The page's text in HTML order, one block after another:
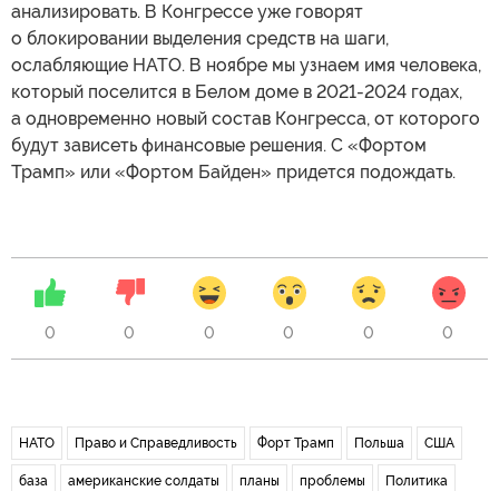
анализировать. В Конгрессе уже говорят
о блокировании выделения средств на шаги,
ослабляющие НАТО. В ноябре мы узнаем имя человека,
который поселится в Белом доме в 2021-2024 годах,
а одновременно новый состав Конгресса, от которого
будут зависеть финансовые решения. С «Фортом
Трамп» или «Фортом Байден» придется подождать.
0 0 0 0 0 0
НАТО Право и Справедливость Форт Трамп Польша США
база американские солдаты планы проблемы Политика